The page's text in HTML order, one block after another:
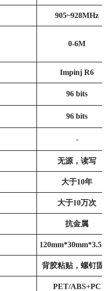
905~928MHz
0-6M
Impinj R6
96 bits
96 bits
-
无源，读写
大于10年
大于10万次
抗金属
背胶粘贴，螺钉固
PET/ABS+PC